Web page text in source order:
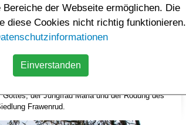
der Webseite ermöglichen. Die
diese Cookies nicht richtig funktionieren.
Einverstanden
Werdau. Es verdichten sich aber Annahmen,
1200 und 1250 erfolgte. Familien aus Franken
der Jungfrau Maria und der Rodung des
Frawenrud.